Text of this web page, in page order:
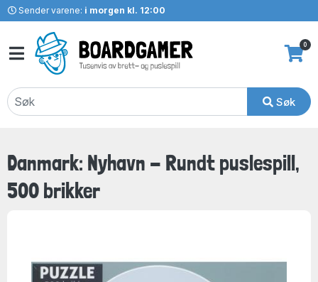
Sender varene: i morgen kl. 12:00
Søk
0
Danmark: Nyhavn - Rundt puslespill,
500 brikker